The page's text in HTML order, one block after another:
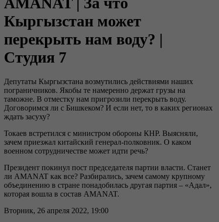
Кыргызстан может
перекрыть нам воду? |
Студия 7
Депутаты Кыргызстана возмутились действиями наших
пограничников. Якобы те намеренно держат грузы на
таможне. В отместку нам пригрозили перекрыть воду.
Договоримся ли с Бишкеком? И если нет, то в каких регионах
ждать засуху?
Токаев встретился с министром обороны КНР. Выясняли,
зачем приезжал китайский генерал-полковник. О каком
военном сотрудничестве может идти речь?
Президент покинул пост председателя партии власти. Станет
ли AMANAT как все? Разбирались, зачем самому крупному
объединению в стране понадобилась другая партия – «Адал»,
которая вошла в состав AMANAT.
Вторник, 26 апреля 2022, 19:00